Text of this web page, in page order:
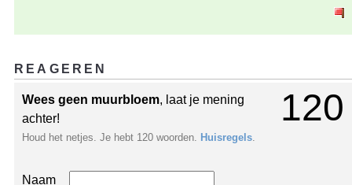
REAGEREN
120
Wees geen muurbloem, laat je mening
achter!
Houd het netjes. Je hebt 120 woorden. Huisregels
Naam